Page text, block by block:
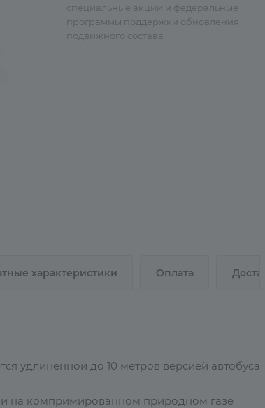
специальные акции и федеральные
программы поддержки обновления
подвижного состава
характеристики Оплата
удлиненной до 10 метров версией автобуса
на компримированном природном газе